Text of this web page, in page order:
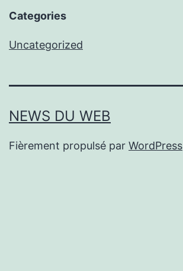
Categories
Uncategorized
NEWS DU WEB
Fièrement propulsé par WordPress